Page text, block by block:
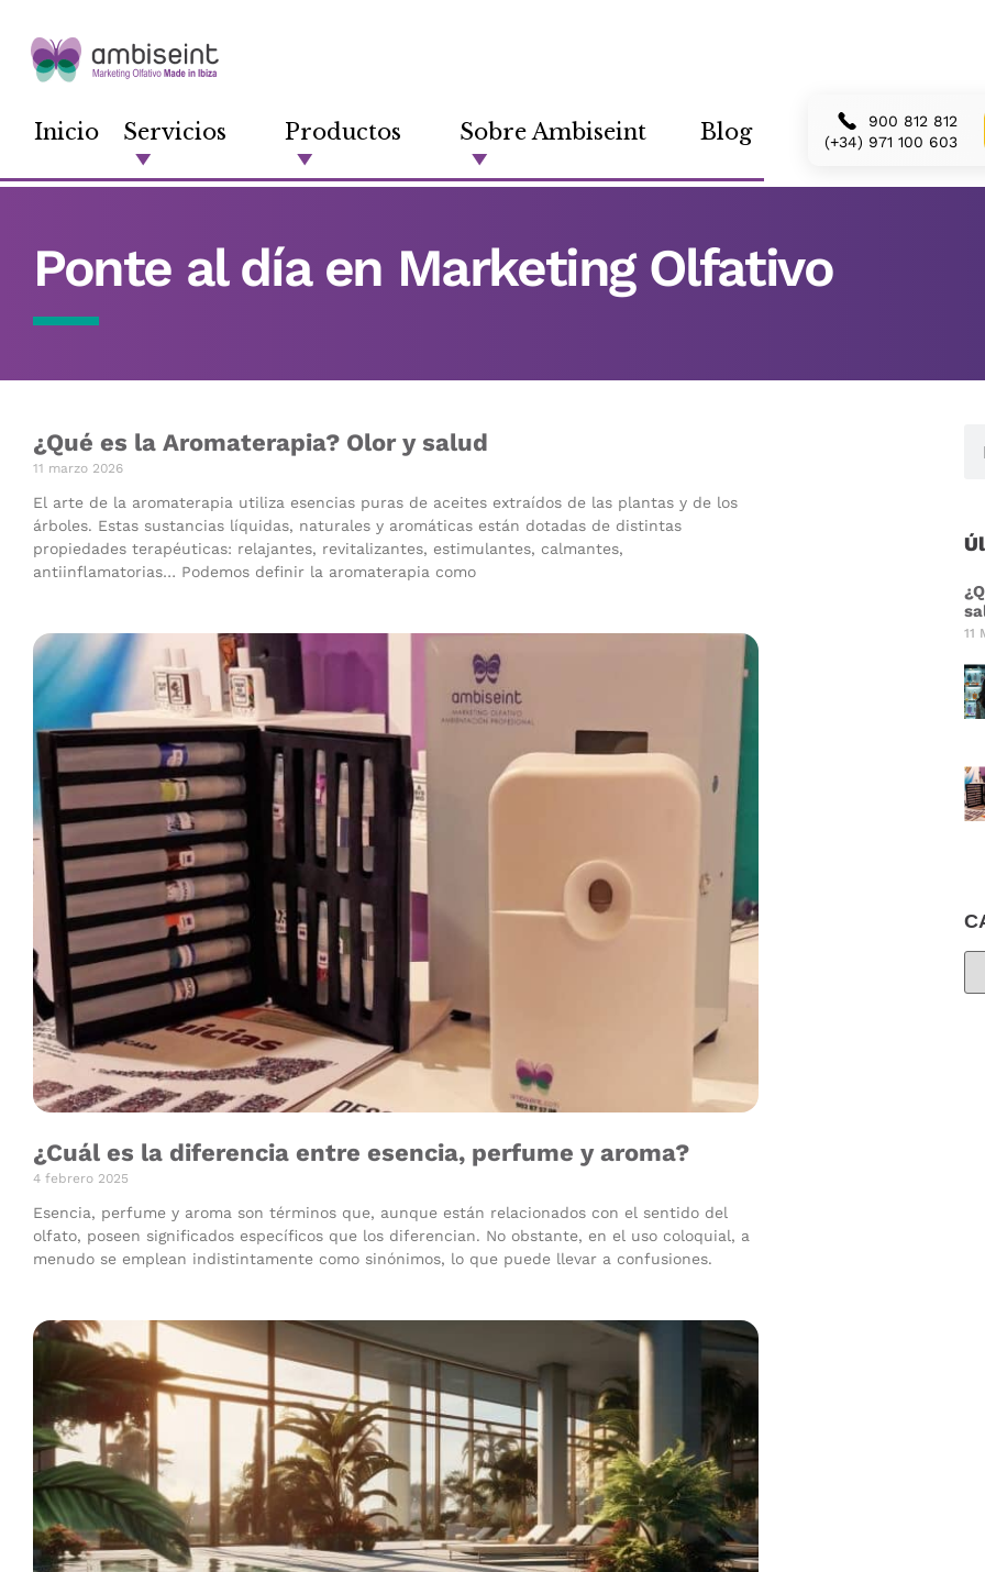
Inicio Servicios Productos Sobre Ambiseint Blog
900 812 812
(+34) 971 100 603
Ponte al día en Marketing Olfativo
¿Qué es la Aromaterapia? Olor y salud
11 marzo 2026
El arte de la aromaterapia utiliza esencias puras de aceites extraídos de las plantas y de los
árboles. Estas sustancias líquidas, naturales y aromáticas están dotadas de distintas
propiedades terapéuticas: relajantes, revitalizantes, estimulantes, calmantes,
antiinflamatorias… Podemos definir la aromaterapia como
¿Cuál es la diferencia entre esencia, perfume y aroma?
4 febrero 2025
Esencia, perfume y aroma son términos que, aunque están relacionados con el sentido del
olfato, poseen significados específicos que los diferencian. No obstante, en el uso coloquial, a
menudo se emplean indistintamente como sinónimos, lo que puede llevar a confusiones.
11